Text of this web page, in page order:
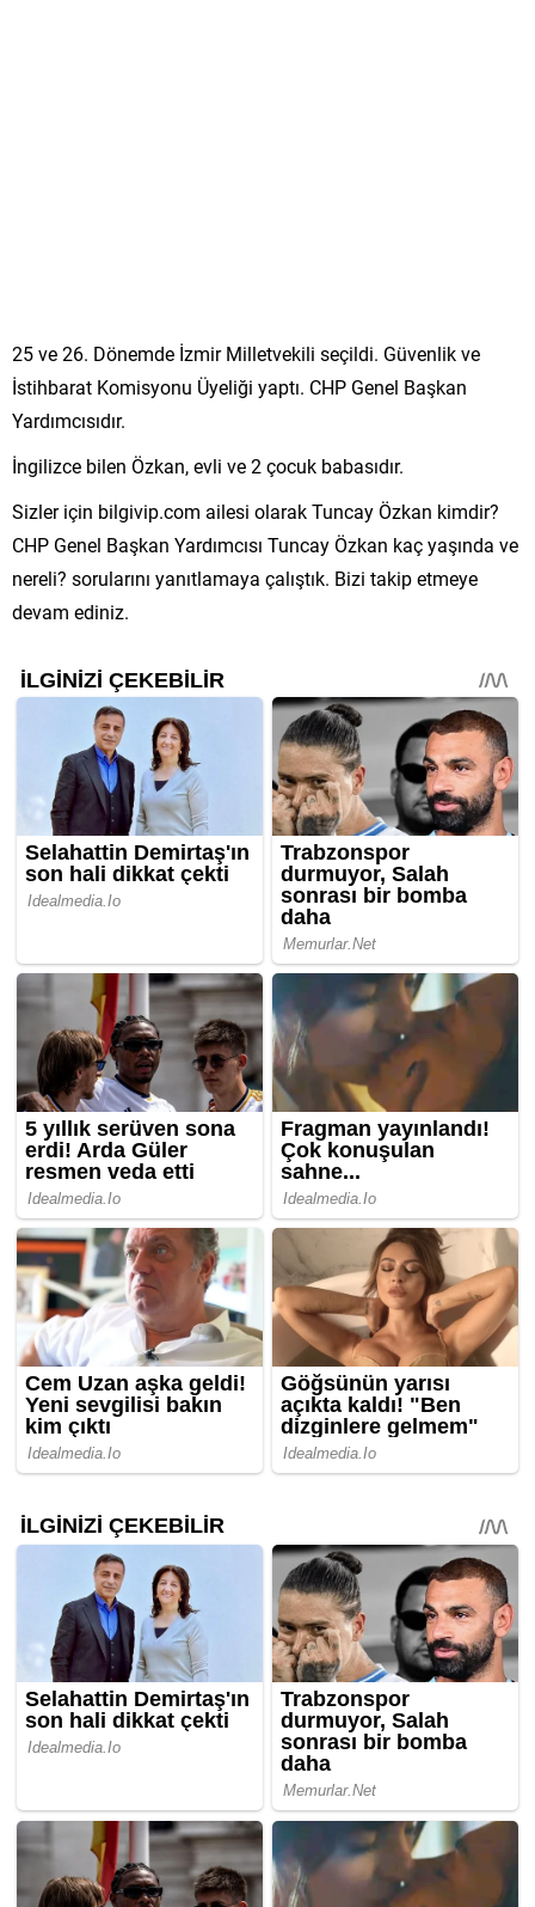
25 ve 26. Dönemde İzmir Milletvekili seçildi. Güvenlik ve
İstihbarat Komisyonu Üyeliği yaptı. CHP Genel Başkan
Yardımcısıdır.
İngilizce bilen Özkan, evli ve 2 çocuk babasıdır.
Sizler için bilgivip.com ailesi olarak Tuncay Özkan kimdir?
CHP Genel Başkan Yardımcısı Tuncay Özkan kaç yaşında ve
nereli? sorularını yanıtlamaya çalıştık. Bizi takip etmeye
devam ediniz.